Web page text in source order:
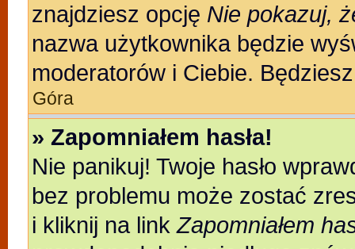
znajdziesz opcję Nie pokazuj,
nazwa użytkownika będzie
moderatorów i Ciebie.
Góra
» Zapomniałem hasła!
Nie panikuj! Twoje hasło
bez problemu może zostać
i kliknij na linkZapomniałem